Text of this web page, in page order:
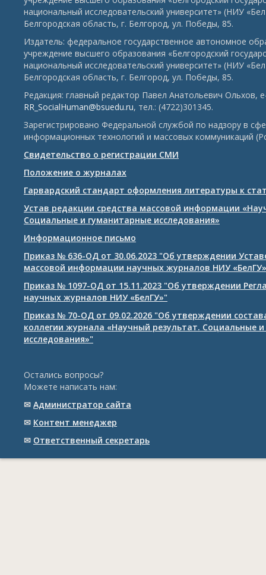
национальный исследовательский университет» (НИУ
Белгородская область, г. Белгород, ул. Победы, 85.
Издатель: федеральное государственное автономное
учреждение высшего образования «Белгородский
национальный исследовательский университет» (НИУ
Белгородская область, г. Белгород, ул. Победы, 85.
Редакция: главный редактор Павел Анатольевич Ольхов,
RR_SocialHuman@bsuedu.ru, тел.: (4722)301345.
Зарегистрировано Федеральной службой по надзору в
информационных технологий и массовых коммуникаций
Свидетельство о регистрации СМИ
Положение о журналах
Гарвардский стандарт оформления литературы к
Устав редакции средства массовой информации
Социальные и гуманитарные исследования»
Информационное письмо
Приказ № 636-ОД от 30.06.2023 "Об утверждении
массовой информации научных журналов НИУ «БелГУ»
Приказ № 1097-ОД от 15.11.2023 "Об утверждении
научных журналов НИУ «БелГУ»"
Приказ № 70-ОД от 09.02.2026 "Об утверждении
коллегии журнала «Научный результат. Социальные
исследования»"
Остались вопросы?
Можете написать нам:
✉ Администратор сайта
✉ Контент менеджер
✉ Ответственный cекретарь